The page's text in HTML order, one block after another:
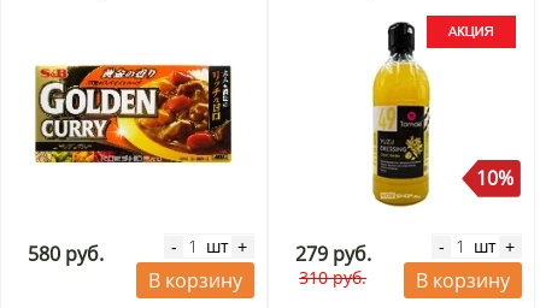
580 руб. - шт +
В корзину
10%
279 руб.
310 руб.
- шт +
В корзину